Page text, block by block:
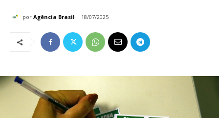
por Agência Brasil 18/07/2025